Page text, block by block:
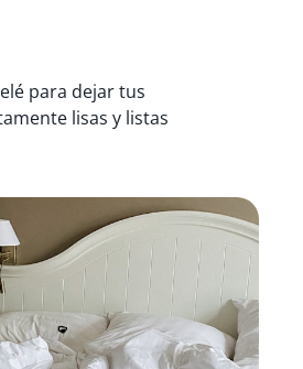
para dejar tus
lisas y listas